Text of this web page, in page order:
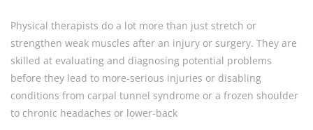
Physical therapists do a lot more than just stretch or
strengthen weak muscles after an injury or surgery. They are
skilled at evaluating and diagnosing potential problems
before they lead to more-serious injuries or disabling
conditions from carpal tunnel syndrome or a frozen shoulder
to chronic headaches or lower-back